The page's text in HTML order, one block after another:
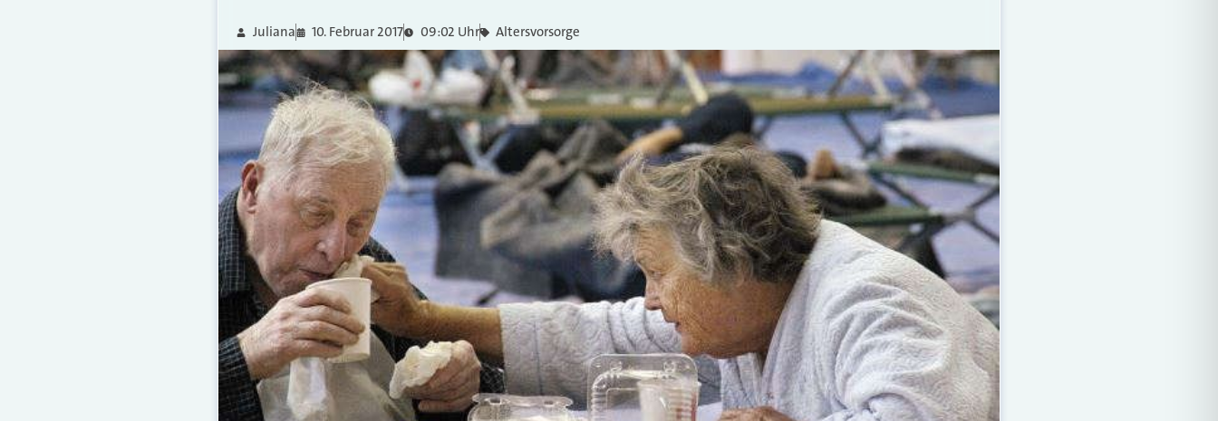
Juliana 10. Februar 2017 09:02 Uhr Altersvorsorge